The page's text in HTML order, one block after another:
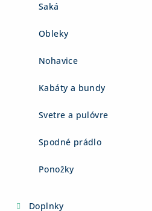
Saká
Obleky
Nohavice
Kabáty a bundy
Svetre a pulóvre
Spodné prádlo
Ponožky
Doplnky